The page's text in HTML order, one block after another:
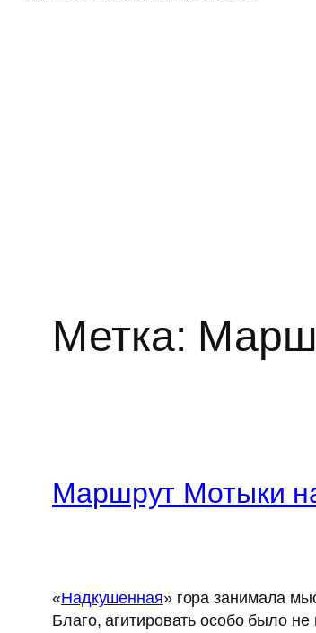
Метка:
Маршрут Мотыки
«Надкушенная» гора занимала
Благо, агитировать особо было